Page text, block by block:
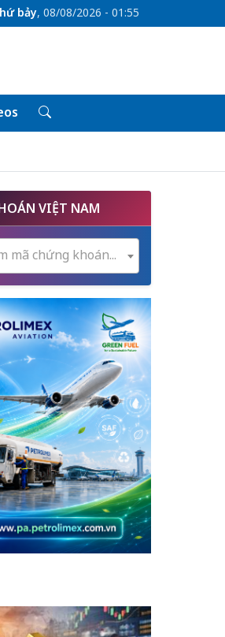
bảy, 08/08/2026 - 01:55
VIỆT NAM
mã chứng khoán...